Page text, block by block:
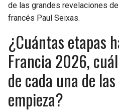
de las grandes revelaciones
francés Paul Seixas.
¿Cuántas etapas
Francia 2026,
de cada una de
empieza?